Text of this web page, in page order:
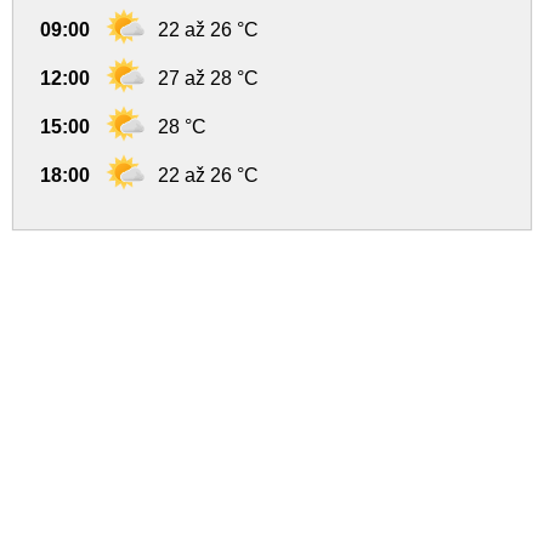
09:00 22 až 26 °C
12:00 27 až 28 °C
15:00 28 °C
18:00 22 až 26 °C